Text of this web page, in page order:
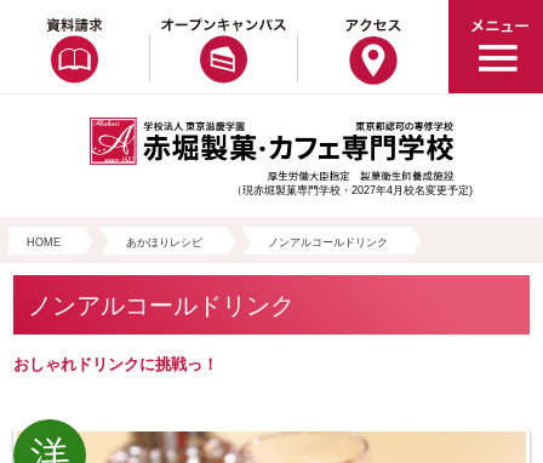
（現赤堀製菓専門学校・2027年4月校名変更予定)
HOME あかほりレシピ ノンアルコールドリンク
ノンアルコールドリンク
おしゃれドリンクに挑戦っ！